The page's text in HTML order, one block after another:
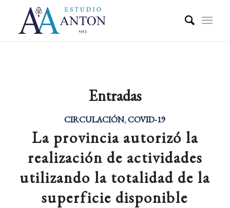
Entradas
CIRCULACIÓN,COVID-19
La provincia autorizó la
realización de actividades
utilizando la totalidad de la
superficie disponible